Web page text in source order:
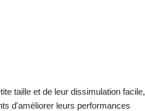
taille et de leur dissimulation facile,
d'améliorer leurs performances